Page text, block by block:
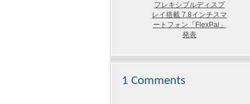
フレキシブルディスプ
レイ搭載 7.8インチスマ
ートフォン「FlexPai」
発表
1 Comments